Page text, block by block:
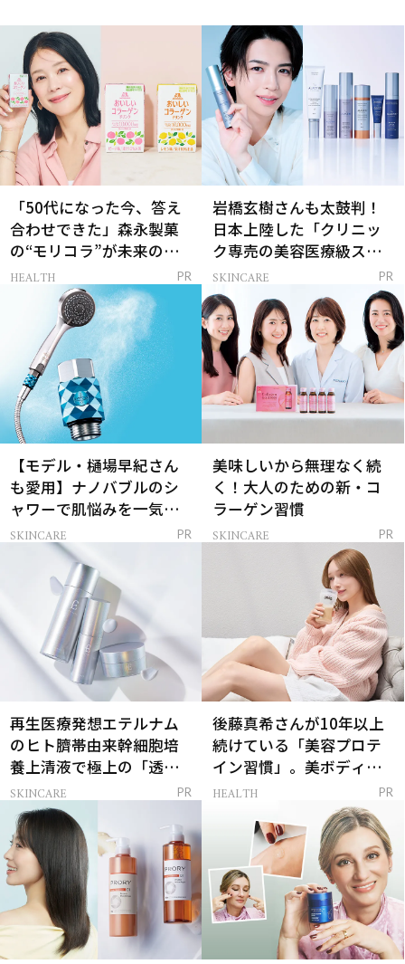
「50代になった今、答え
合わせできた」森永製菓
の“モリコラ”が未来のキ
レイを連れてくる！
HEALTH PR
岩橋玄樹さんも太鼓判！
日本上陸した「クリニッ
ク専売の美容医療級スキ
ンケア」
SKINCARE PR
【モデル・樋場早紀さん
も愛用】ナノバブルのシ
ャワーで肌悩みを一気に
解決
SKINCARE PR
美味しいから無理なく続
く！大人のための新・コ
ラーゲン習慣
SKINCARE PR
再生医療発想エテルナム
のヒト臍帯由来幹細胞培
養上清液で極上の「透明
感ハリ肌」へ
SKINCARE PR
後藤真希さんが10年以上
続けている「美容プロテ
イン習慣」。美ボディを
支える朝ルーティンと
HEALTH PR